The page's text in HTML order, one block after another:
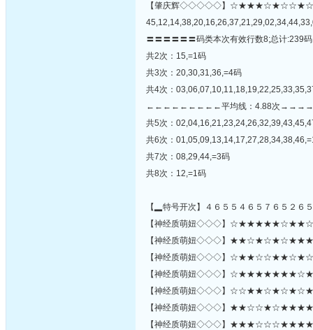
【肇庆辉◇◇◇◇◇】
〓〓〓〓〓〓码类本次有效行数8;总计:239
共2次：15,=1码
共3次：20,30,31,36,=4码
共4次：
←←←←←←←←←平均线：4.88次
共5次：
共6次：
共7次：08,29,44,=3码
共8次：12,=1码
【▂特号开次】４６５５４６５７６５２６
【神经质萌妞◇◇◇】
【神经质萌妞◇◇◇】
【神经质萌妞◇◇◇】
【神经质萌妞◇◇◇】
【神经质萌妞◇◇◇】
【神经质萌妞◇◇◇】
【神经质萌妞◇◇◇】